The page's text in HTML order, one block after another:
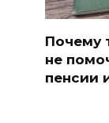
Почему
не
пенсии